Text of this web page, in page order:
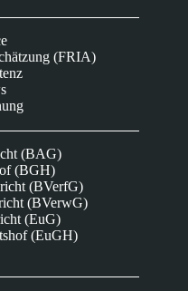
(FRIA)
(BAG)
(BGH)
(BVerfG)
(BVerwG)
(EuG)
(EuGH)